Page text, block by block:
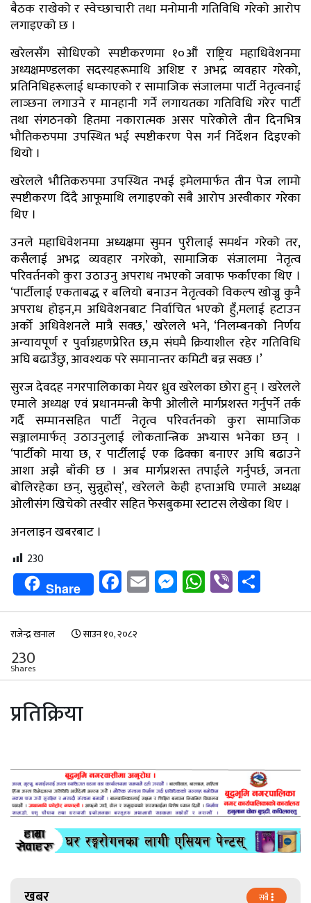
बैठक राखेको र स्वेच्छाचारी तथा मनोमानी गतिविधि गरेको आरोप
लगाइएको छ ।
खरेलसँग सोधिएको स्पष्टीकरणमा १०औं राष्ट्रिय महाधिवेशनमा
अध्यक्षमण्डलका सदस्यहरूमाथि अशिष्ट र अभद्र व्यवहार गरेको,
प्रतिनिधिहरूलाई धम्काएको र सामाजिक संजालमा पार्टी नेतृत्वनाई
लाञ्छना लगाउने र मानहानी गर्ने लगायतका गतिविधि गरेर पार्टी
तथा संगठनको हितमा नकारात्मक असर पारेकोले तीन दिनभित्र
भौतिकरुपमा उपस्थित भई स्पष्टीकरण पेस गर्न निर्देशन दिइएको
थियो ।
खरेलले भौतिकरुपमा उपस्थित नभई इमेलमार्फत तीन पेज लामो
स्पष्टीकरण दिंदै आफूमाथि लगाइएको सबै आरोप अस्वीकार गरेका
थिए ।
उनले महाधिवेशनमा अध्यक्षमा सुमन पुरीलाई समर्थन गरेको तर,
कसैलाई अभद्र व्यवहार नगरेको, सामाजिक संजालमा नेतृत्व
परिवर्तनको कुरा उठाउनु अपराध नभएको जवाफ फर्काएका थिए ।
‘पार्टीलाई एकताबद्ध र बलियो बनाउन नेतृत्वको विकल्प खोज्नु कुनै
अपराध होइन,म अधिवेशनबाट निर्वाचित भएको हुँ,मलाई हटाउन
अर्को अधिवेशनले मात्रै सक्छ,’ खरेलले भने, ‘निलम्बनको निर्णय
अन्यायपूर्ण र पुर्वाग्रहणप्रेरित छ,म संघमै क्रियाशील रहेर गतिविधि
अघि बढाउँछु, आवश्यक परे समानान्तर कमिटी बन्न सक्छ ।’
सुरज देवदह नगरपालिकाका मेयर ध्रुव खरेलका छोरा हुन् । खरेलले
एमाले अध्यक्ष एवं प्रधानमन्त्री केपी ओलीले मार्गप्रशस्त गर्नुपर्ने तर्क
गर्दै सम्मानसहित पार्टी नेतृत्व परिवर्तनको कुरा सामाजिक
सञ्जालमार्फत् उठाउनुलाई लोकतान्त्रिक अभ्यास भनेका छन् ।
‘पार्टीको माया छ, र पार्टीलाई एक ढिक्का बनाएर अघि बढाउने
आशा अझै बाँकी छ । अब मार्गप्रशस्त तपाईंले गर्नुपर्छ, जनता
बोलिरहेका छन्, सुन्नुहोस्’, खरेलले केही हप्ताअघि एमाले अध्यक्ष
ओलीसंग खिचेको तस्वीर सहित फेसबुकमा स्टाटस लेखेका थिए ।
अनलाइन खबरबाट ।
230
Share Facebook
EmailMessenger
WhatsApp
Viber
राजेन्द्र खनाल साउन १०, २०८२
230
Shares
प्रतिक्रिया
खबर सबै